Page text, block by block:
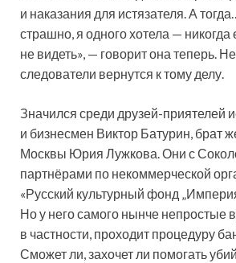
и наказания для истязателя. А
страшно, я одного хотела — никогда
не видеть», — говорит она теперь.
следователи вернутся к тому делу.
Значился среди друзей-приятелей
и бизнесмен Виктор Батурин, брат
Москвы Юрия Лужкова. Они с
партнёрами по некоммерческой
«Русский культурный фонд
Но у него самого нынче непростые
в частности, проходит процедуру
Сможет ли, захочет ли помогать